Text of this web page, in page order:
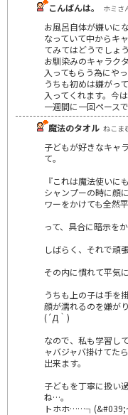
こんばんは。
ホミさ
お風呂自体が嫌いに
なっていて中からキ
てみてはどうでしょ
お馴染みのキャラク
入ってもらう為にや
うちも初めは嫌がっ
入ってくれます。今
一週間に一回ペース
魔法のタオル ねこま
子どもが好きなキャ
て。
『これは魔法使いに
シャンプーの時に顔
ワーをかけても全然
って、具合に暗示を
しばらく、それで頑
その内に慣れて平気
うちも上の子は手を
顔が濡れるのを嫌が
(´Д｀)
なので、私も学習し
ャバジャバ掛けてた
出来ます。
子どもを丁寧に扱い
ね…。
トホホ